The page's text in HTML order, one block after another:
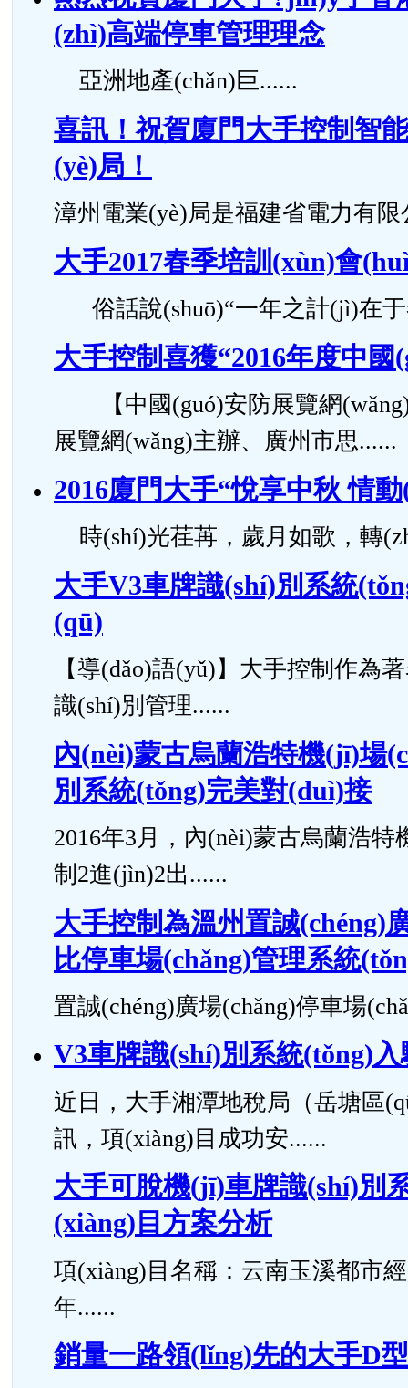
(zhì)高端停車管理理念
亞洲地產(chǎn)巨......
喜訊！祝賀廈門大手控制智
(yè)局！
漳州電業(yè)局是福建省電力有限
大手2017春季培訓(xùn)會
俗話說(shuō)“一年之計(jì)在于
大手控制喜獲“2016年度中
【中國(guó)安防展覽網(wǎng)
展覽網(wǎng)主辦、廣州市思......
2016廈門大手“悅享中秋 情
時(shí)光荏苒，歲月如歌，轉
大手V3車牌識(shí)別系統
(qū)
【導(dǎo)語(yǔ)】大手控制作為
識(shí)別管理......
內(nèi)蒙古烏蘭浩特機(jī)場
別系統(tǒng)完美對(duì)接
2016年3月，內(nèi)蒙古烏蘭浩
制2進(jìn)2出......
大手控制為溫州置誠(chéng)
比停車場(chǎng)管理系統
置誠(chéng)廣場(chǎng)停車場
V3車牌識(shí)別系統(tǒng)
近日，大手湘潭地稅局（岳塘區
訊，項(xiàng)目成功安......
大手可脫機(jī)車牌識(shí)別
(xiàng)目方案分析
項(xiàng)目名稱：云南玉溪都市
年......
銷量一路領(lǐng)先的大手D